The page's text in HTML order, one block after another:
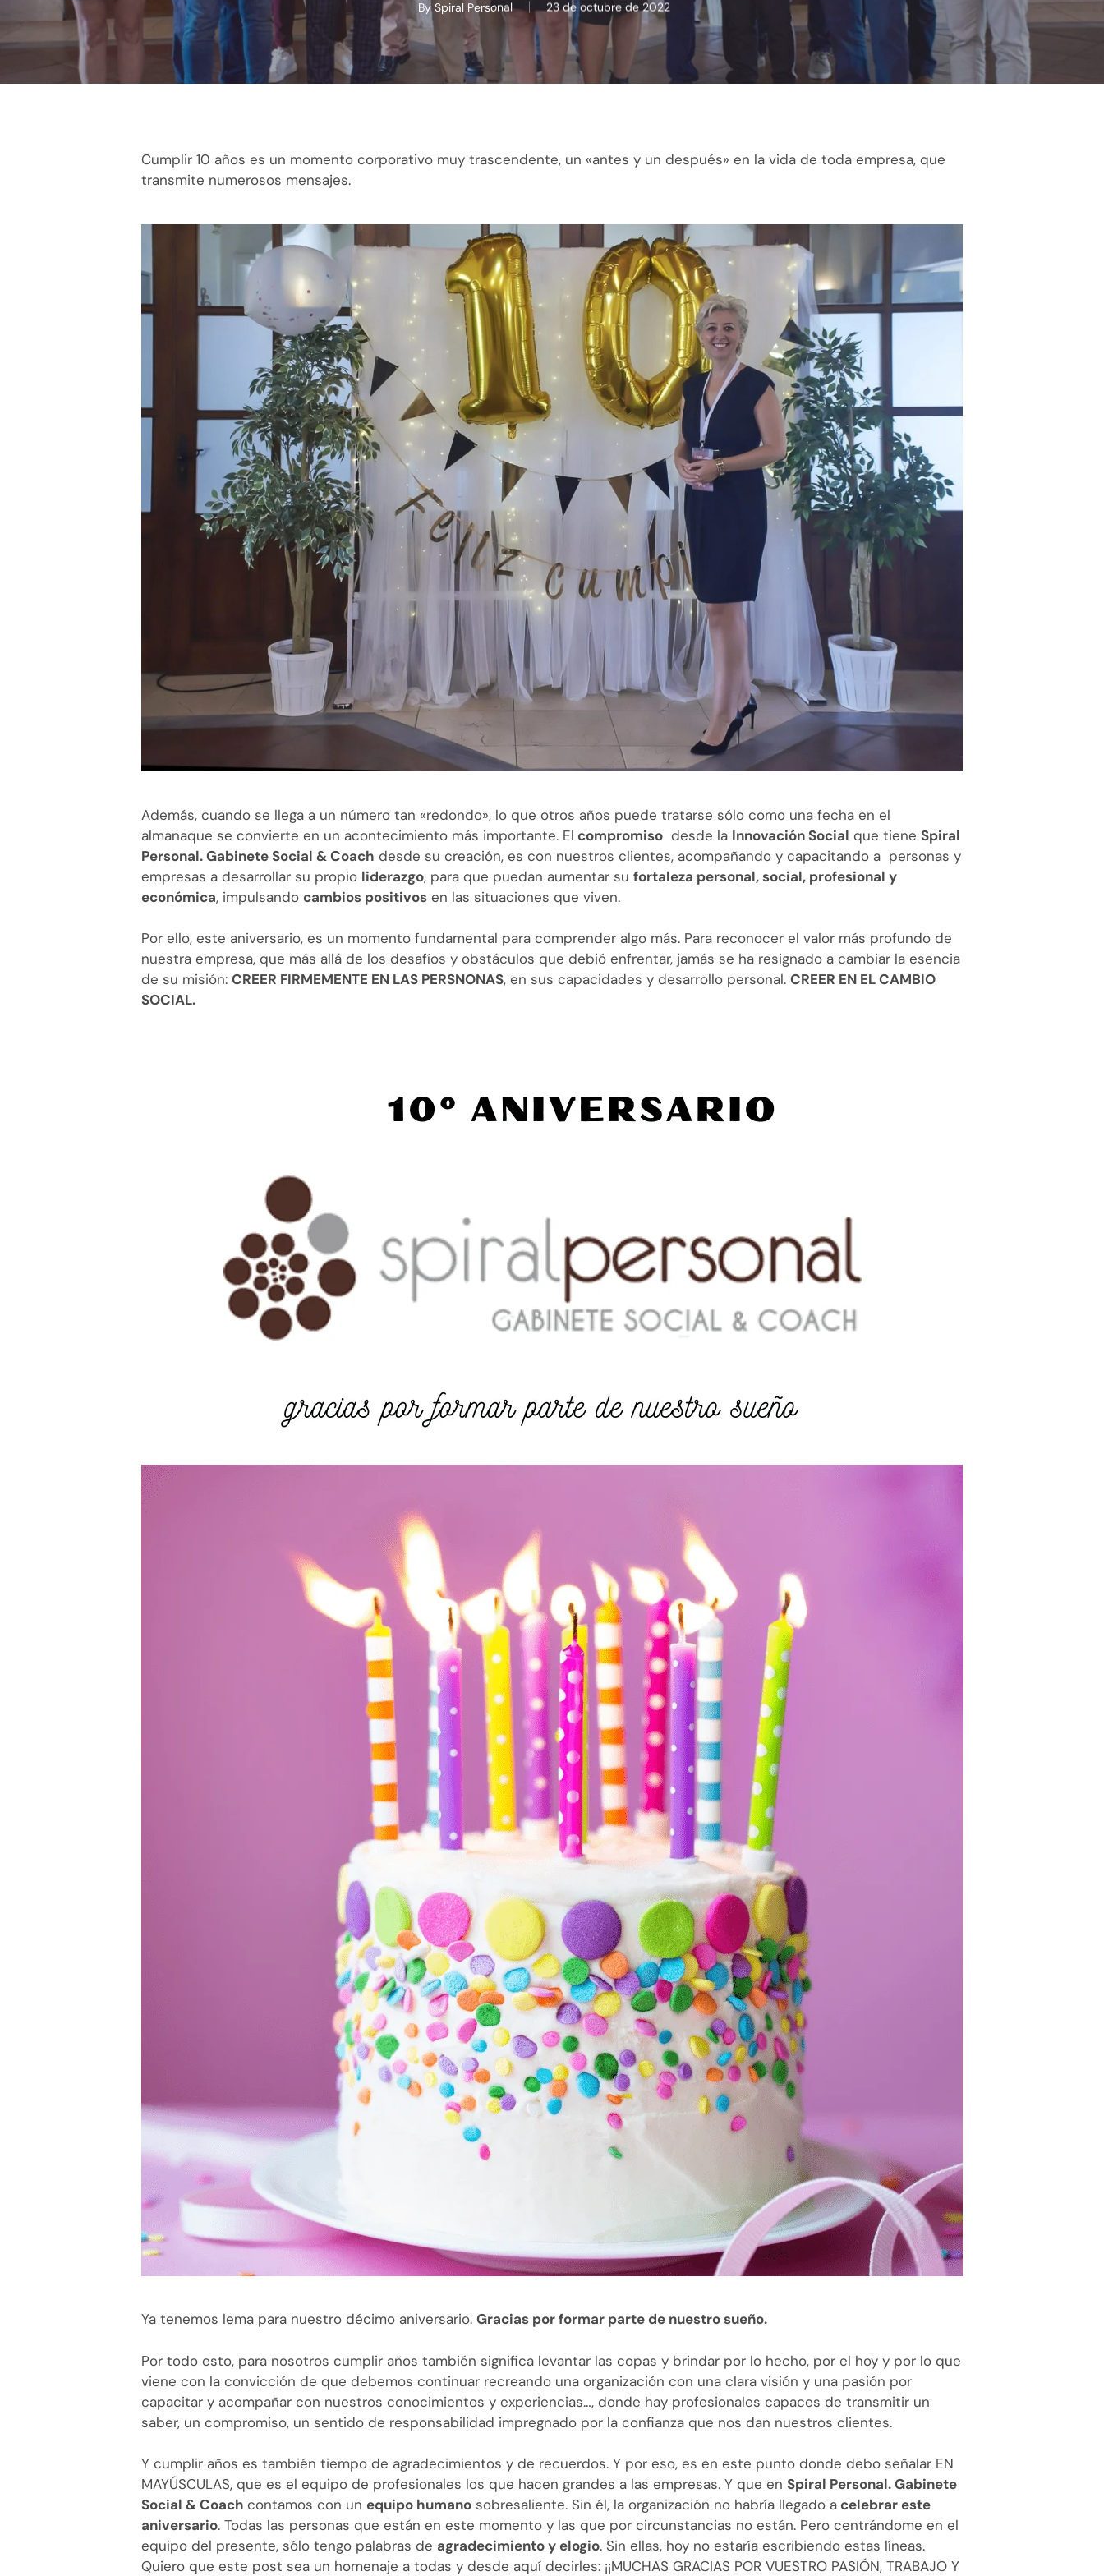
By Spiral Personal 23 de octubre de 2022
Cumplir 10 años es un momento corporativo muy trascendente, un «antes y un después» en la vida de toda empresa, que
transmite numerosos mensajes.
Además, cuando se llega a un número tan «redondo», lo que otros años puede tratarse sólo como una fecha en el
almanaque se convierte en un acontecimiento más importante. El compromiso desde la Innovación Social que tiene Spiral
Personal. Gabinete Social & Coach desde su creación, es con nuestros clientes, acompañando y capacitando a personas y
empresas a desarrollar su propio liderazgo, para que puedan aumentar su fortaleza personal, social, profesional y
económica, impulsando cambios positivos en las situaciones que viven.
Por ello, este aniversario, es un momento fundamental para comprender algo más. Para reconocer el valor más profundo de
nuestra empresa, que más allá de los desafíos y obstáculos que debió enfrentar, jamás se ha resignado a cambiar la esencia
de su misión: CREER FIRMEMENTE EN LAS PERSNONAS, en sus capacidades y desarrollo personal. CREER EN EL CAMBIO
SOCIAL.
Ya tenemos lema para nuestro décimo aniversario. Gracias por formar parte de nuestro sueño.
Por todo esto, para nosotros cumplir años también significa levantar las copas y brindar por lo hecho, por el hoy y por lo que
viene con la convicción de que debemos continuar recreando una organización con una clara visión y una pasión por
capacitar y acompañar con nuestros conocimientos y experiencias…, donde hay profesionales capaces de transmitir un
saber, un compromiso, un sentido de responsabilidad impregnado por la confianza que nos dan nuestros clientes.
Y cumplir años es también tiempo de agradecimientos y de recuerdos. Y por eso, es en este punto donde debo señalar EN
MAYÚSCULAS, que es el equipo de profesionales los que hacen grandes a las empresas. Y que en Spiral Personal. Gabinete
Social & Coach contamos con un equipo humano sobresaliente. Sin él, la organización no habría llegado a celebrar este
aniversario. Todas las personas que están en este momento y las que por circunstancias no están. Pero centrándome en el
equipo del presente, sólo tengo palabras de agradecimiento y elogio. Sin ellas, hoy no estaría escribiendo estas líneas.
Quiero que este post sea un homenaje a todas y desde aquí decirles: ¡¡MUCHAS GRACIAS POR VUESTRO PASIÓN, TRABAJO Y